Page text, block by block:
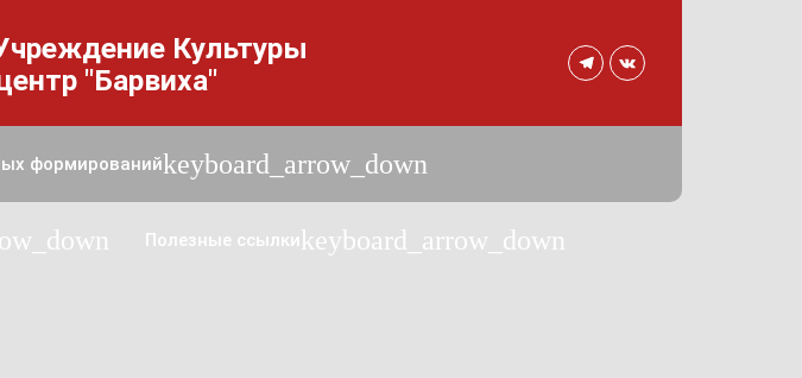
Культуры
"Барвиха"
формированийkeyboard_arrow_down
Полезные ссылки keyboard_arrow_down